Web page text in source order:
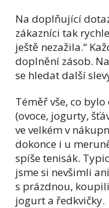
Na doplňující
zákazníci tak
ještě nezažila.“
doplnění zásob.
se hledat další
Téměř vše, co
(ovoce, jogurty,
ve velkém v
dokonce i u
spíše tenisák.
jsme si nevšimli
s prázdnou,
jogurt a ředkvičky.